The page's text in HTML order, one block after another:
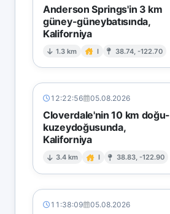
Anderson Springs'in 3 km
güney-güneybatısında,
Kaliforniya
1.3 km I 38.74, -122.70
12:22:56 05.08.2026
Cloverdale'nin 10 km doğu-
kuzeydoğusunda,
Kaliforniya
3.4 km I 38.83, -122.90
11:38:09 05.08.2026